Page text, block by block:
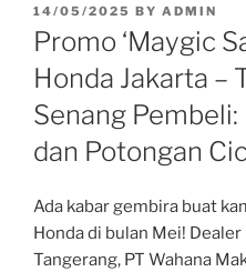
POSTED
ON
14/05/2025 BY ADMIN
Promo ‘Maygic
Honda Jakarta –
Senang Pembeli:
dan Potongan
Ada kabar gembira buat
Honda di bulan Mei!
Tangerang, PT Wahana